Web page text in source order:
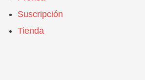
Suscripción
Tienda